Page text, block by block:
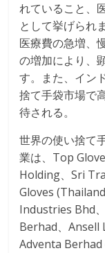
れていること、
として挙げられ
医療費の急増、
の増加により、
す。また、イン
捨て手袋市場で
待される。
世界の使い捨て
業は、Top
Holding、Sri
Gloves
Industries Bhd
Berhad、Ansell
Adventa